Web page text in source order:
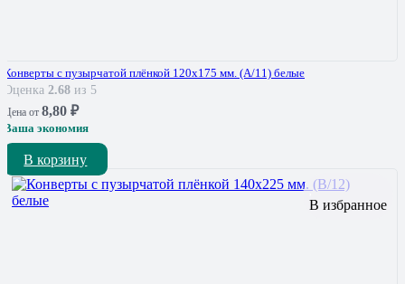
Конверты с пузырчатой плёнкой 120х175 мм. (А/11) белые
Оценка 2.68 из 5
Цена от 8,80 ₽
Ваша экономия
В корзину
В избранное